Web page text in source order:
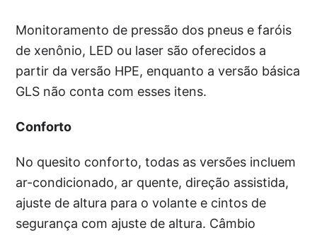
Monitoramento de pressão dos pneus e faróis
de xenônio, LED ou laser são oferecidos a
partir da versão HPE, enquanto a versão básica
GLS não conta com esses itens.
Conforto
No quesito conforto, todas as versões incluem
ar-condicionado, ar quente, direção assistida,
ajuste de altura para o volante e cintos de
segurança com ajuste de altura. Câmbio